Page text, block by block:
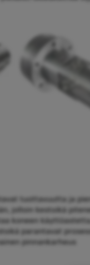
tuottavuutta ja
jolloin kestoikä
koneen
parantavat
pinnankarheus